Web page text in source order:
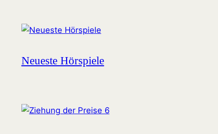
Neueste Hörspiele